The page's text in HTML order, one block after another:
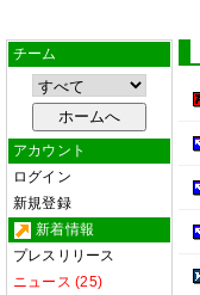
チーム
アカウント
ログイン
新規登録
新着情報
プレスリリース
ニュース (25)